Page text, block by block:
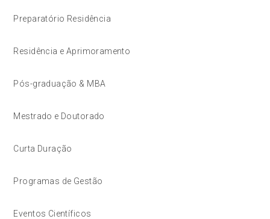
Preparatório Residência
Residência e Aprimoramento
Pós-graduação & MBA
Mestrado e Doutorado
Curta Duração
Programas de Gestão
Eventos Científicos